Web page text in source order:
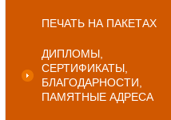
ПЕЧАТЬ НА ПАКЕТАХ
ДИПЛОМЫ,
СЕРТИФИКАТЫ,
БЛАГОДАРНОСТИ,
ПАМЯТНЫЕ АДРЕСА